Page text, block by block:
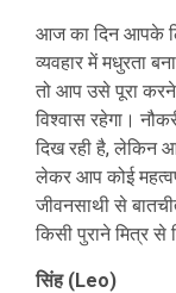
आज का दिन आपके
व्यवहार में मधुरता
तो आप उसे पूरा
विश्वास रहेगा।
दिख रही है, लेकिन
लेकर आप कोई
जीवनसाथी से
किसी पुराने मित्र
सिंह (Leo)